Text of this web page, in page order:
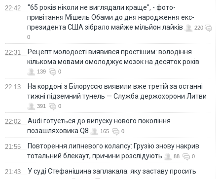
22:42
"65 років ніколи не виглядали краще", - фото-
привітання Мішель Обами до дня народження екс-
президента США зібрало майже мільйон лайків
220
0
22:31
Рецепт молодості виявився простішим: володіння
кількома мовами омолоджує мозок на десяток років
139 0
22:13
На кордоні з Білоруссю виявили вже третій за останні
тижні підземний тунель — Служба держохорони Литви
391 0
22:02
Audi готується до випуску нового покоління
позашляховика Q8
165 0
21:55
Повторення липневого колапсу: Грузію знову накрив
тотальний блекаут, причини розслідують
88 0
21:43
У суді Стефанішина заплакала: яку заставу просить